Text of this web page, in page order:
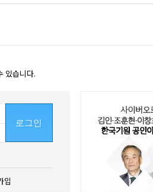
있습니다.
로그인
입